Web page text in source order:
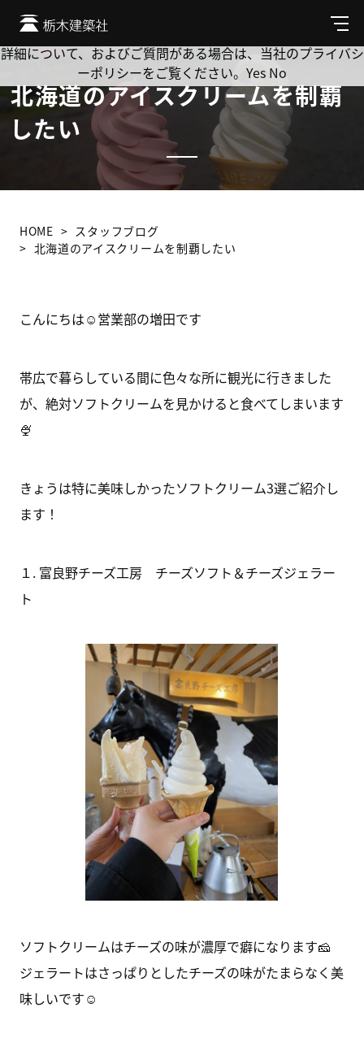
メ
ニ
ュ
北海道のアイスクリームを制覇
したい
HOME
スタッフブログ
北海道のアイスクリームを制覇したい
こんにちは☺営業部の増田です
帯広で暮らしている間に色々な所に観光に行きました
が、絶対ソフトクリームを見かけると食べてしまいます
🍨
きょうは特に美味しかったソフトクリーム3選ご紹介し
ます！
１. 富良野チーズ工房 チーズソフト＆チーズジェラー
ト
ソフトクリームはチーズの味が濃厚で癖になります🧀
ジェラートはさっぱりとしたチーズの味がたまらなく美
味しいです☺
Cookie を使用して、お客様の活動を追跡してもよろしいです
か? 当社ではお客様のプライバシーを極めて重視しています。
詳細について、およびご質問がある場合は、当社のプライバシ
ーポリシーをご覧ください。 Yes No